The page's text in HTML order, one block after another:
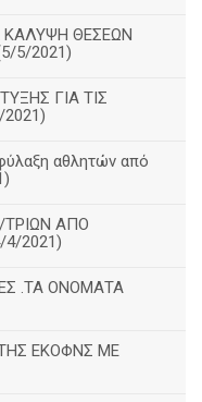
ΚΑΛΥΨΗ ΘΕΣΕΩΝ
5/2021)
ΓΙΑ ΤΙΣ
αθλητών από
ΤΡΙΩΝ ΑΠΟ
2021)
.ΤΑ ΟΝΟΜΑΤΑ
ΕΚΟΦΝΣ ΜΕ